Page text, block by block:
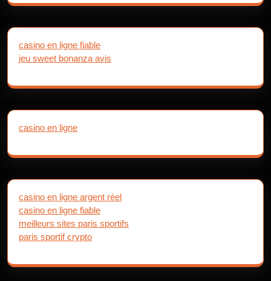
casino en ligne fiable
jeu sweet bonanza avis
casino en ligne
casino en ligne argent réel
casino en ligne fiable
meilleurs sites paris sportifs
paris sportif crypto